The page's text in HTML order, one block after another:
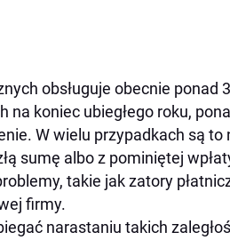
obsługuje obecnie ponad
na koniec ubiegłego roku,
W wielu przypadkach są
sumę albo z pominiętej
takie jak zatory
firmy.
narastaniu takich